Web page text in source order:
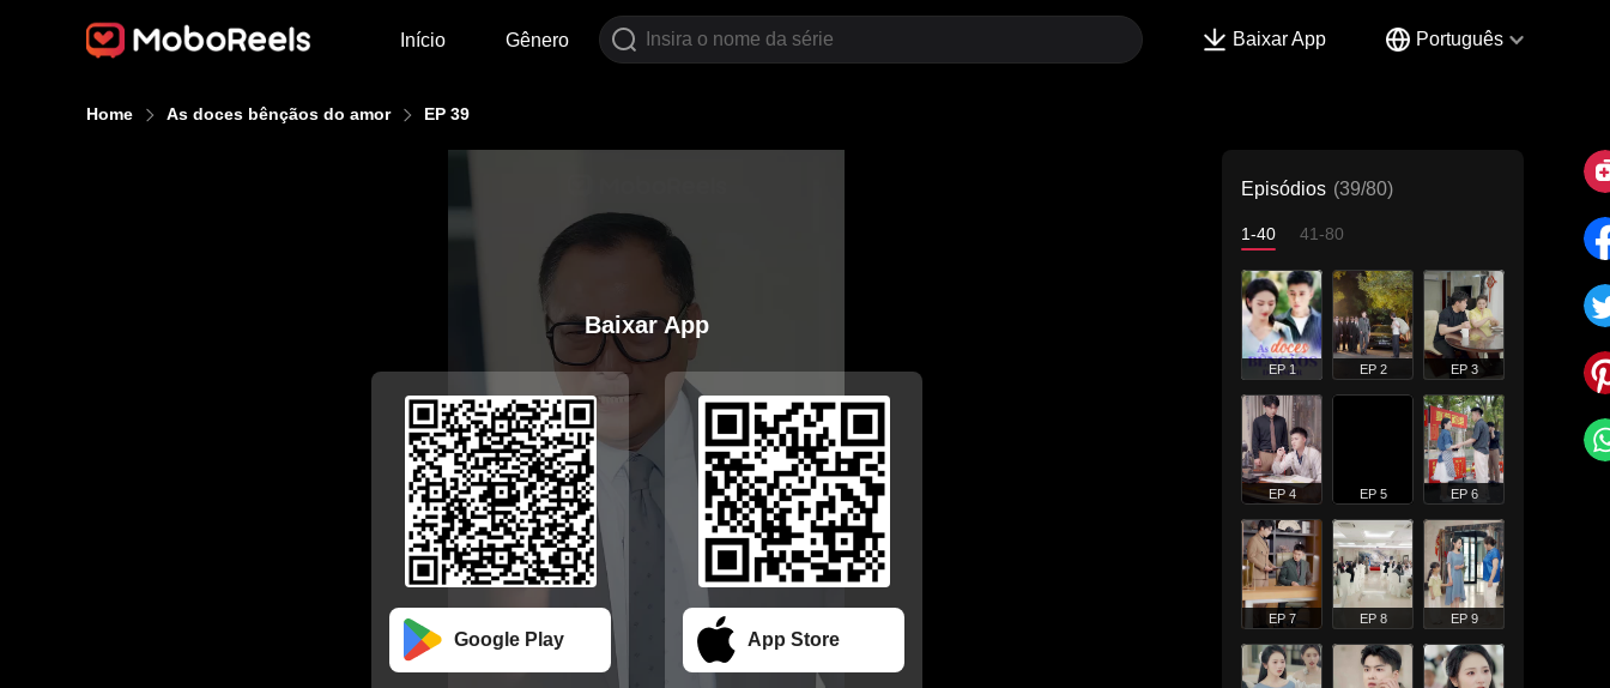
Início Gênero Baixar App Português
Home As doces bênçãos do amor EP 39
Baixar App
Google Play App Store
Episódios (39/80)
1-40 41-80
EP 1 EP 2 EP 3
EP 4 EP 5 EP 6
EP 7 EP 8 EP 9